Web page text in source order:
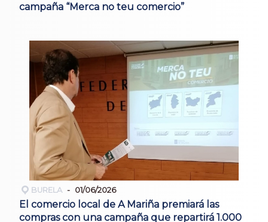
campaña “Merca no teu comercio”
BURELA 01/06/2026
El comercio local de A Mariña premiará las
compras con una campaña que repartirá 1.000